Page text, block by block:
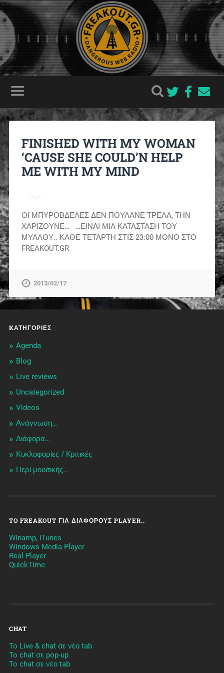
FINISHED WITH MY WOMAN
‘CAUSE SHE COULD’N HELP
ME WITH MY MIND
ΟΙ ΜΠΥΡΟΒΔΕΛΕΣ ΔΕΝ ΠΟΥΛΑΝΕ ΤΡΕΛΑ, ΤΗΝ
ΧΑΡΙΖΟΥΝΕ… …ΕΙΝΑΙ ΜΙΑ ΚΑΤΑΣΤΑΣΗ ΤΟΥ
ΜΥΑΛΟΥ.. ΚΑΘΕ ΤΕΤΑΡΤΗ ΣΤΙΣ 23:00 ΜΟΝΟ ΣΤΟ
FREAKOUT.GR
2013/02/17
KΑΤΗΓΟΡΊΕΣ
Agenda
Blog
Live reviews
Uncategorized
Videos
Ανάγνωση…
Διάφορα…
Κυκλοφορίες / Kριτικές
Περί μουσικής…
TO FREAKOUT ΓΙΑ ΔΙΆΦΟΡΟΥΣ PLAYER..
Winamp, iTunes
Windows Media Player
Real Player
QuickTime
CHAT
To Live & chat σε νέο tab
To chat σε pop-up
To chat σε νέο tab